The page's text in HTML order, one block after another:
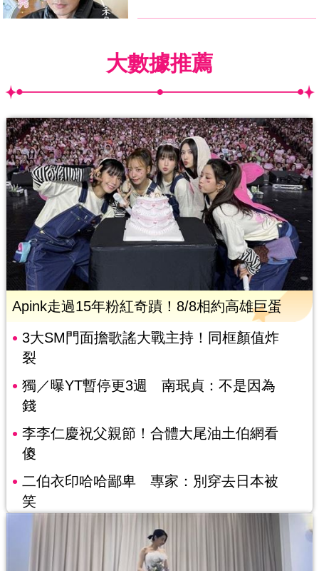
大數據推薦
Apink走過15年粉紅奇蹟！8/8相約高雄巨蛋
3大SM門面擔歌謠大戰主持！同框顏值炸
裂
獨／曝YT暫停更3週 南珉貞：不是因為
錢
李李仁慶祝父親節！合體大尾油土伯網看
傻
二伯衣印哈哈鄙卑 專家：別穿去日本被
笑